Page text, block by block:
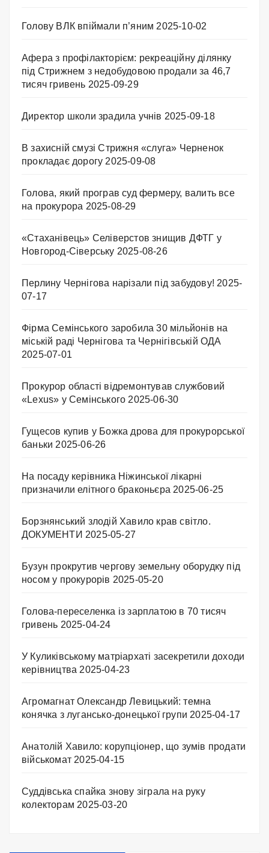
Голову ВЛК впіймали п’яним 2025-10-02
Афера з профілакторієм: рекреаційну ділянку
під Стрижнем з недобудовою продали за 46,7
тисяч гривень 2025-09-29
Директор школи зрадила учнів 2025-09-18
В захисній смузі Стрижня «слуга» Черненок
прокладає дорогу 2025-09-08
Голова, який програв суд фермеру, валить все
на прокурора 2025-08-29
«Стаханівець» Селіверстов знищив ДФТГ у
Новгород-Сіверську 2025-08-26
Перлину Чернігова нарізали під забудову! 2025-
07-17
Фірма Семінського заробила 30 мільйонів на
міській раді Чернігова та Чернігівській ОДА
2025-07-01
Прокурор області відремонтував службовий
«Lexus» у Семінського 2025-06-30
Гущесов купив у Божка дрова для прокурорської
баньки 2025-06-26
На посаду керівника Ніжинської лікарні
призначили елітного браконьєра 2025-06-25
Борзнянський злодій Хавило крав світло.
ДОКУМЕНТИ 2025-05-27
Бузун прокрутив чергову земельну оборудку під
носом у прокурорів 2025-05-20
Голова-переселенка із зарплатою в 70 тисяч
гривень 2025-04-24
У Куликівському матріархаті засекретили доходи
керівництва 2025-04-23
Агромагнат Олександр Левицький: темна
конячка з лугансько-донецької групи 2025-04-17
Анатолій Хавило: корупціонер, що зумів продати
військомат 2025-04-15
Суддівська спайка знову зіграла на руку
колекторам 2025-03-20